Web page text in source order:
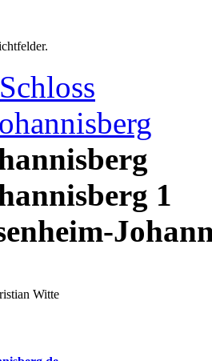
1
Witte